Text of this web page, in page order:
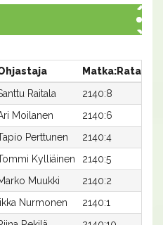
Matka:Rata
Raitala 2140:8
Moilanen 2140:6
Perttunen 2140:4
Kylliäinen 2140:5
Muukki 2140:2
Iikka Nurmonen 2140:1